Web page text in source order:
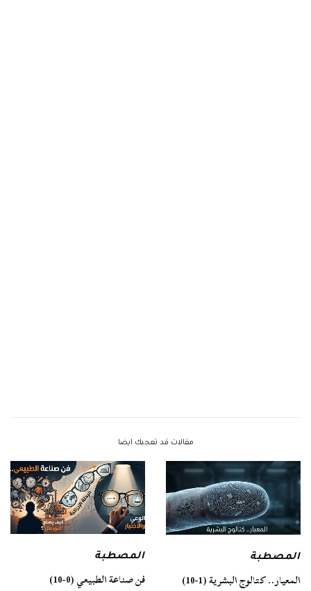
مقالات قد تعجبك ايضا
المصطبة
المعيار.. كتالوج البشرية (1-10)
المصطبة
فن صناعة الطبيعي (0-10)